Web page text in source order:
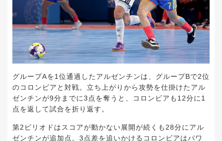
グループAを1位通過したアルゼンチンは、グループBで2位
のコロンビアと対戦。立ち上がりから攻勢を仕掛けたアル
ゼンチンが9分までに3点を奪うと、コロンビアも12分に1
点を返して試合を折り返す。
第2ピリオドはスコアが動かない展開が続くも28分にアル
ゼンチンが追加点。3点差を追いかけるコロンビアはパワ